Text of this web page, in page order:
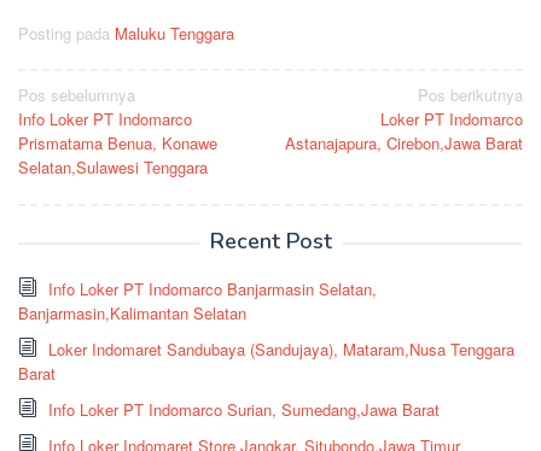
Posting pada Maluku Tenggara
Navigasi
pos
Pos sebelumnya
Info Loker PT Indomarco
Prismatama Benua, Konawe
Selatan,Sulawesi Tenggara
Pos berikutnya
Loker PT Indomarco
Astanajapura, Cirebon,Jawa Barat
Recent Post
Info Loker PT Indomarco Banjarmasin Selatan,
Banjarmasin,Kalimantan Selatan
Loker Indomaret Sandubaya (Sandujaya), Mataram,Nusa Tenggara
Barat
Info Loker PT Indomarco Surian, Sumedang,Jawa Barat
Info Loker Indomaret Store Jangkar, Situbondo,Jawa Timur